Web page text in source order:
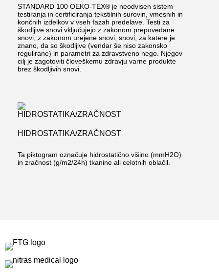
STANDARD 100 OEKO-TEX® je neodvisen sistem
testiranja in certificiranja tekstilnih surovin, vmesnih in
končnih izdelkov v vseh fazah predelave. Testi za
škodljive snovi vključujejo z zakonom prepovedane
snovi, z zakonom urejene snovi, snovi, za katere je
znano, da so škodljive (vendar še niso zakonsko
regulirane) in parametri za zdravstveno nego. Njegov
cilj je zagotoviti človeškemu zdravju varne produkte
brez škodljivih snovi.
HIDROSTATIKA/ZRAČNOST
Ta piktogram označuje hidrostatično višino (mmH2O)
in zračnost (g/m2/24h) tkanine ali celotnih oblačil.